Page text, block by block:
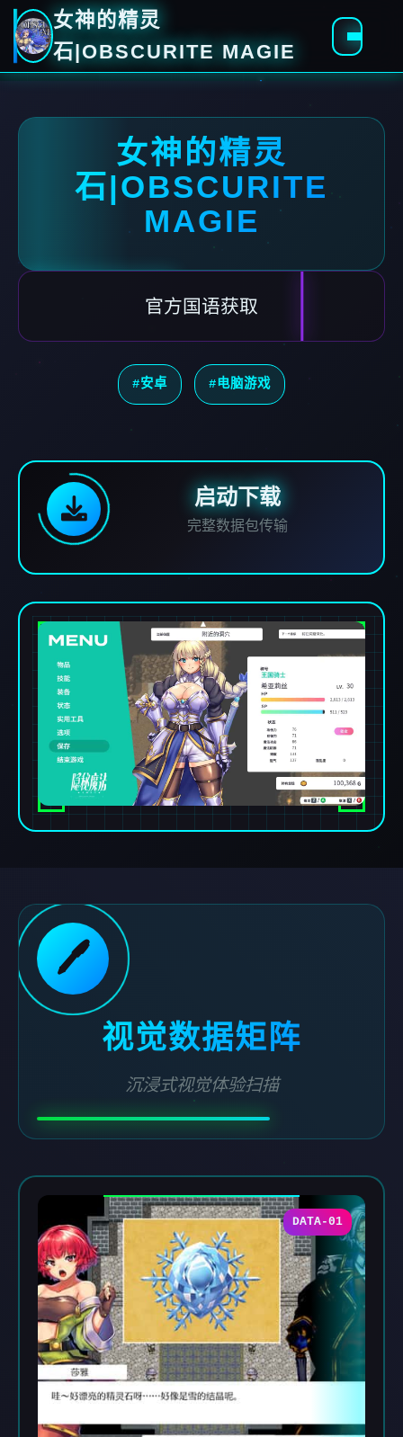
女神的精灵
石|OBSCURITE MAGIE
女神的精灵
石|OBSCURITE
MAGIE
官方国语获取
#安卓 #电脑游戏
启动下载
完整数据包传输
🖊️
视觉数据矩阵
沉浸式视觉体验扫描
DATA-01